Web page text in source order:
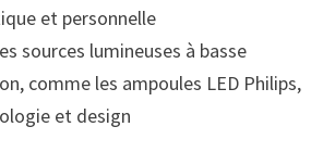
et personnelle
sources lumineuses à basse
comme les ampoules LED Philips,
et design